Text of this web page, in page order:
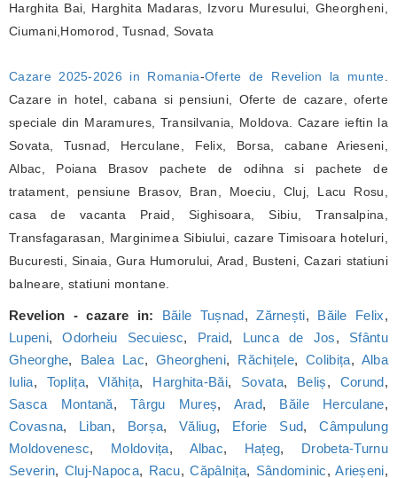
Harghita Bai, Harghita Madaras, Izvoru Muresului, Gheorgheni,
Ciumani,Homorod, Tusnad, Sovata
Cazare 2025-2026 in Romania-Oferte de Revelion la munte
Cazare in hotel, cabana si pensiuni, Oferte de cazare, oferte
speciale din Maramures, Transilvania, Moldova. Cazare ieftin la
Sovata, Tusnad, Herculane, Felix, Borsa, cabane Arieseni,
Albac, Poiana Brasov pachete de odihna si pachete de
tratament, pensiune Brasov, Bran, Moeciu, Cluj, Lacu Rosu,
casa de vacanta Praid, Sighisoara, Sibiu, Transalpina,
Transfagarasan, Marginimea Sibiului, cazare Timisoara hoteluri,
Bucuresti, Sinaia, Gura Humorului, Arad, Busteni, Cazari statiuni
balneare, statiuni montane.
Revelion - cazare in: Băile Tușnad,Zărnești, Băile Felix,
Lupeni,Odorheiu Secuiesc, Praid, Lunca de Jos, Sfântu
Gheorghe, Balea Lac,Gheorgheni, Răchițele,Colibița, Alba
Iulia, Toplița,Vlăhița, Harghita-Băi, Sovata, Beliș, Corund,
Sasca Montană,Târgu Mureș, Arad, Băile Herculane,
Covasna, Liban, Borșa,Văliug, Eforie Sud,Câmpulung
Moldovenesc, Moldovița, Albac, Hațeg, Drobeta-Turnu
Severin, Cluj-Napoca, Racu,Căpâlnița, Sândominic,Arieșeni,